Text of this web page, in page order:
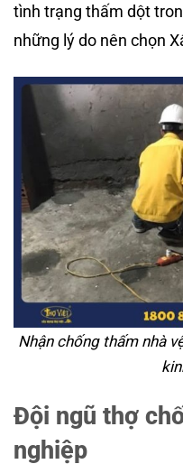
tình trạng thấm dột
những lý do nên chọn
Nhận chống thấm nhà
Đội ngũ thợ
nghiệp